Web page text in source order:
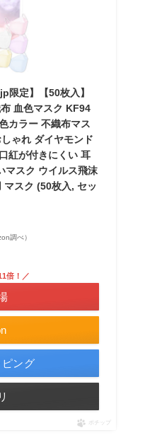
定】【50枚入】
血色マスク KF94
カラー 不織布マス
ゃれ ダイヤモンド
紅が付きにくい 耳
マスク ウイルス飛沫
マスク (50枚入, セッ
調べ）
倍！／
ング
ポチップ